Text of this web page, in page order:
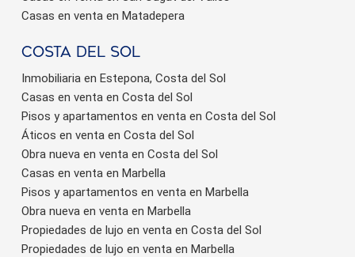
Casas en venta en Matadepera
Costa del sol
Inmobiliaria en Estepona, Costa del Sol
Casas en venta en Costa del Sol
Pisos y apartamentos en venta en Costa del Sol
Áticos en venta en Costa del Sol
Obra nueva en venta en Costa del Sol
Casas en venta en Marbella
Pisos y apartamentos en venta en Marbella
Obra nueva en venta en Marbella
Propiedades de lujo en venta en Costa del Sol
Propiedades de lujo en venta en Marbella